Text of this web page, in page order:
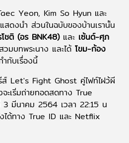
Yeon, Kim So Hyun และ
ดงนำ ส่วนในฉบับของบ้านเรานั้น
ชติ (อร BNK48)และ เซ้นต์-ศุภ
มบทพระนาง และได้ โขม-ก้อง
กับเรื่องนี้
ส์ Let's Fight Ghost คู่ไฟท์ไฝว้ผี
เริ่มถ่ายทอดสดทาง True
มีนาคม 2564 เวลา 22:15 น
ได้ทาง True ID และ Netflix